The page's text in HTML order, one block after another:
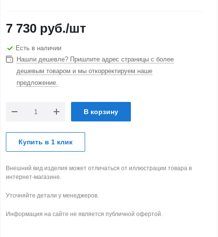
7 730 руб./шт
Есть в наличии
Нашли дешевле? Пришлите адрес страницы с более
дешевым товаром и мы откорректируем наше
предложение.
В корзину
Купить в 1 клик
Внешний вид изделия может отличаться от иллюстрации товара в
интернет-магазине.
Уточняйте детали у менеджеров.
Информация на сайте не является публичной офертой.